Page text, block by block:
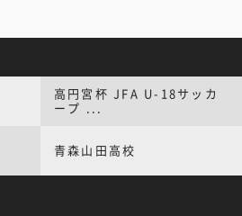
高円宮杯 JFA U-18サッカ
ープ ...
青森山田高校